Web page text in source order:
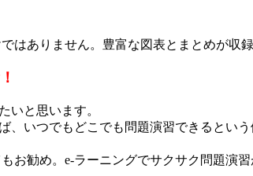
ありません。豊富な図表とまとめが収
いと思います。
、いつでもどこでも問題演習できると
勧め。e-ラーニングでサクサク問題演